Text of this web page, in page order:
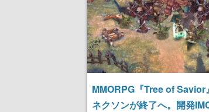
MMORPG『Tree of
ネクソンが終了へ。開発